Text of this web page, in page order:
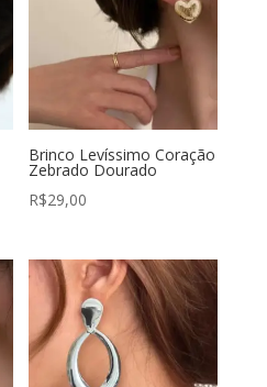
Brinco Levíssimo Coração
Zebrado Dourado
R$29,00